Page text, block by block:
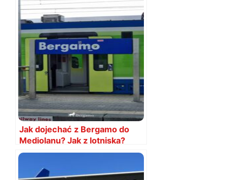
Jak dojechać z Bergamo do
Mediolanu? Jak z lotniska?
Ceny, rozkłady 2026